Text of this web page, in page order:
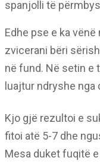
spanjolli të
Edhe pse e ka
zvicerani bëri
në fund. Në setin e
luajtur ndryshe nga
Kjo gjë rezultoi e
fitoi atë 5-7 dhe
Mesa duket fuqitë